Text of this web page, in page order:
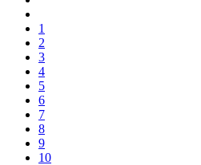
1
2
3
4
5
6
7
8
9
10